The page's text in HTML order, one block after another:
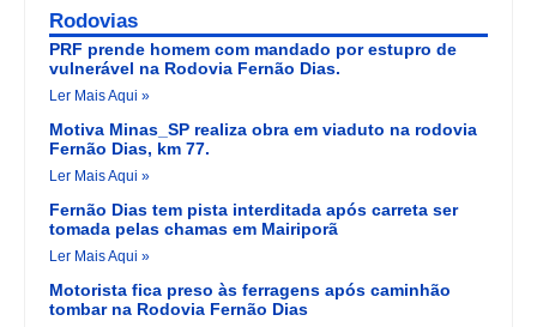
Rodovias
PRF prende homem com mandado por estupro de
vulnerável na Rodovia Fernão Dias.
Ler Mais Aqui »
Motiva Minas_SP realiza obra em viaduto na rodovia
Fernão Dias, km 77.
Ler Mais Aqui »
Fernão Dias tem pista interditada após carreta ser
tomada pelas chamas em Mairiporã
Ler Mais Aqui »
Motorista fica preso às ferragens após caminhão
tombar na Rodovia Fernão Dias